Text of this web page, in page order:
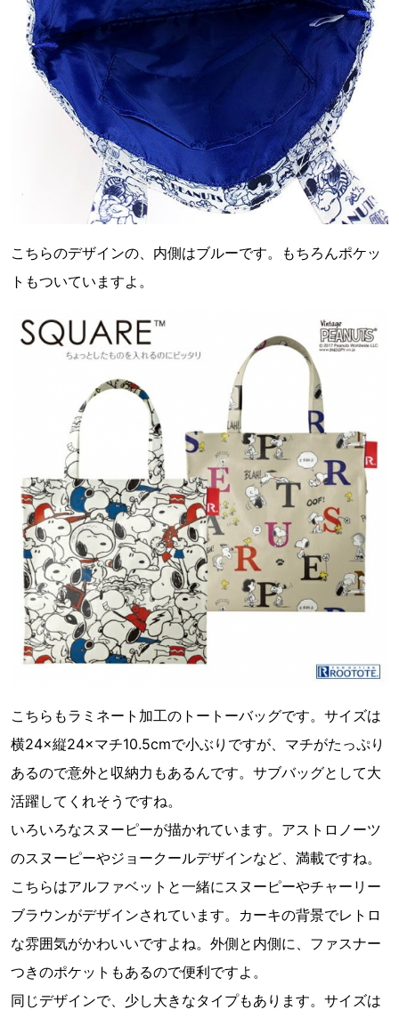
こちらのデザインの、内側はブルーです。もちろんポケッ
トもついていますよ。
こちらもラミネート加工のトートーバッグです。サイズは
横24×縦24×マチ10.5cmで小ぶりですが、マチがたっぷり
あるので意外と収納力もあるんです。サブバッグとして大
活躍してくれそうですね。
いろいろなスヌーピーが描かれています。アストロノーツ
のスヌーピーやジョークールデザインなど、満載ですね。
こちらはアルファベットと一緒にスヌーピーやチャーリー
ブラウンがデザインされています。カーキの背景でレトロ
な雰囲気がかわいいですよね。外側と内側に、ファスナー
つきのポケットもあるので便利ですよ。
同じデザインで、少し大きなタイプもあります。サイズは